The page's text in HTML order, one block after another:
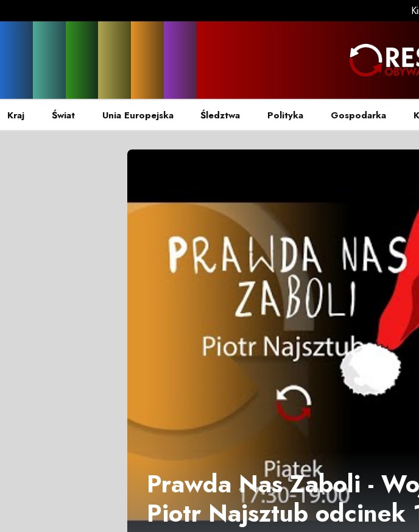
Kraj Świat Unia Europejska Śledztwa Polityka Gospodarka
Prawda Nas Zaboli -
Piotr Najsztub odcinek